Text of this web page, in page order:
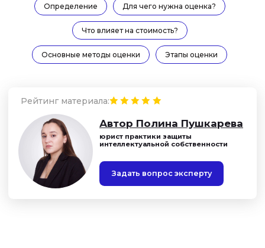
Определение Для чего нужна оценка?
Что влияет на стоимость?
Основные методы оценки Этапы оценки